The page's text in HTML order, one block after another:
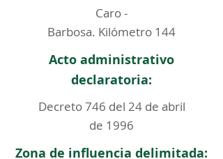
Caro -
Barbosa. Kilómetro 144
Acto administrativo
declaratoria:
Decreto 746 del 24 de abril
de 1996
Zona de influencia delimitada: